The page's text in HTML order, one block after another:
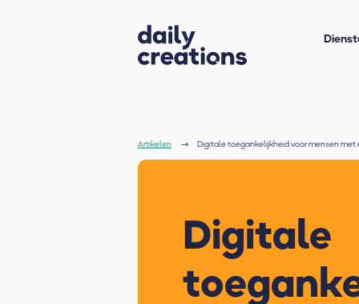
Artikelen Digitale toegankelijkheid voor mensen
Digitale